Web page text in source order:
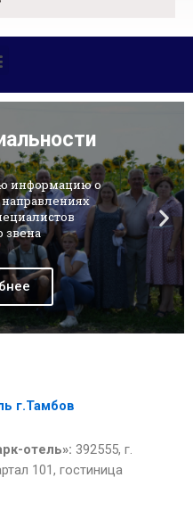
информацию о
звена
г.Тамбов
отель»: 392555, г.
101, гостиница